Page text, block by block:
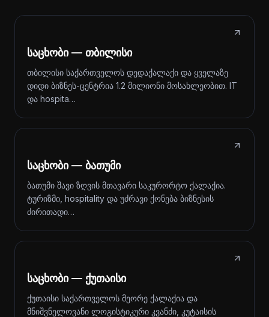
საცხობი — თბილისი
თბილისი საქართველოს დედაქალაქი და ყველაზე
დიდი ბიზნეს-ცენტრია 1.2 მილიონი მოსახლეობით. IT
და hospita…
საცხობი — ბათუმი
ბათუმი შავი ზღვის მთავარი საკურორტო ქალაქია.
ტურიზმი, hospitality და უძრავი ქონება ბიზნესის
ძირითადი…
საცხობი — ქუთაისი
ქუთაისი საქართველოს მეორე ქალაქია და
მნიშვნელოვანი ლოგისტიკური კვანძი, კუტაისის